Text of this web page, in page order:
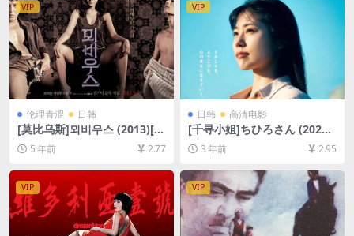
VIP
伦理青涩 日韩
[莫比乌斯]뫼비우스 (2013)[百
度网盘+迅雷云盘资源1080P
超清][MP4/4.9GB][韩语中字]
5 年前 2.77
VIP
日韩 高清电影
[千寻小姐]ちひろさん (2023)
[百度网盘+迅雷云盘资源1080
P超清未删减][MP4/7.6GB][日
语中字]
3 年前 2.95
VIP VIP